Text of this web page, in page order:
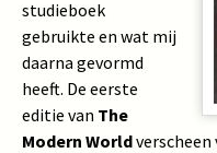
studieboek
gebruikte en wat mij
daarna gevormd
heeft. De eerste
editie van The
Modern World